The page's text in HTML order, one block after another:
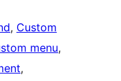
, Custom
menu